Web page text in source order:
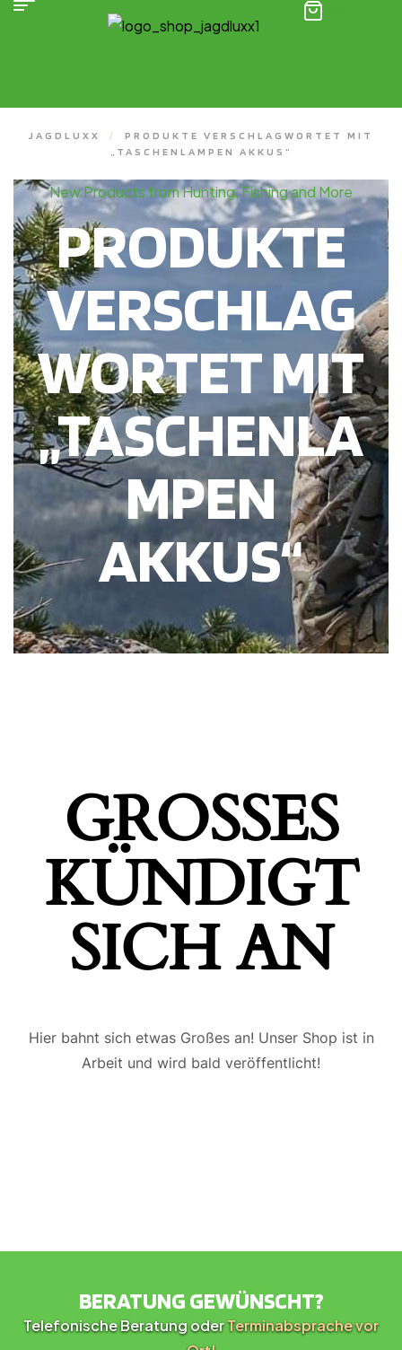
JAGDLUXX /
PRODUKTE VERSCHLAGWORTET MIT
„TASCHENLAMPEN AKKUS“
New Products from Hunting, Fishing and More
PRODUKTE
VERSCHLAG
WORTET MIT
„TASCHENLA
MPEN
AKKUS“
GROSSES K
ÜNDIGT S
ICH AN
Hier bahnt sich etwas Großes an! Unser Shop ist in
Arbeit und wird bald veröffentlicht!
BERATUNG GEWÜNSCHT?
Telefonische Beratung oderTerminabsprache vor